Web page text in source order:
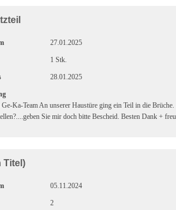
27.01.2025
1 Stk.
28.01.2025
Ka-Team An unserer Haustüre ging ein Teil in die
Sie mir doch bitte Bescheid. Besten Dank +
Titel)
05.11.2024
2